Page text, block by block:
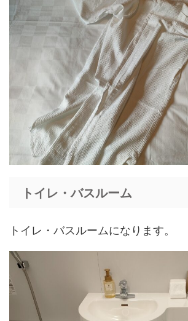
トイレ・バスルーム
トイレ・バスルームになります。